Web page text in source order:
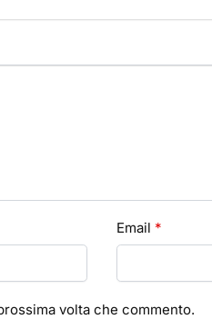
Email *
volta che commento.